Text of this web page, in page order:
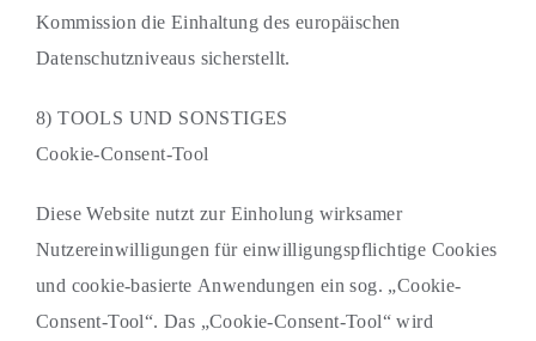
Kommission die Einhaltung des europäischen
Datenschutzniveaus sicherstellt.
8) TOOLS UND SONSTIGES
Cookie-Consent-Tool
Diese Website nutzt zur Einholung wirksamer
Nutzereinwilligungen für einwilligungspflichtige Cookies
und cookie-basierte Anwendungen ein sog. „Cookie-
Consent-Tool“. Das „Cookie-Consent-Tool“ wird